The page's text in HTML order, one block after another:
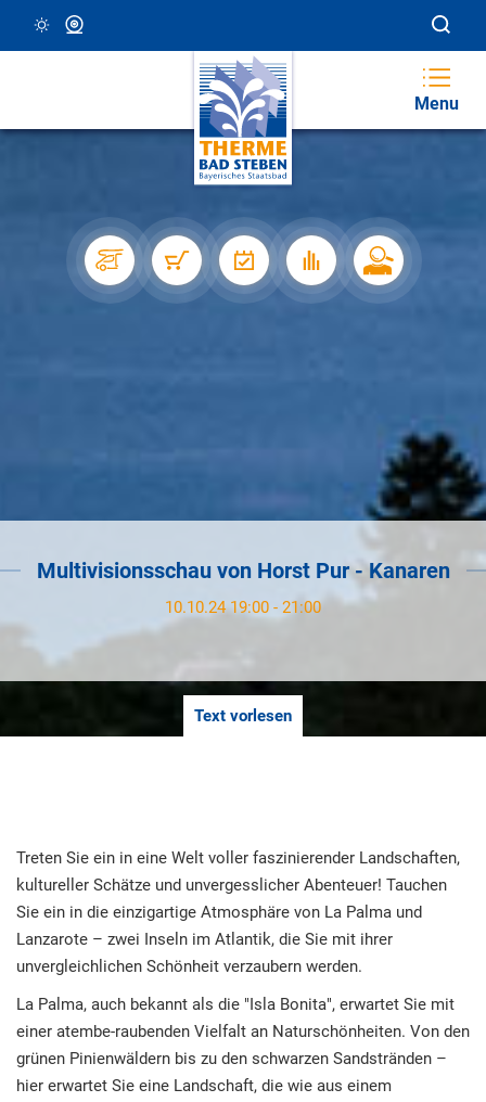
16 °C, Klar/Sonnig
Menu
Multivisionsschau von Horst Pur - Kanaren
10.10.24 19:00 - 21:00
Text vorlesen
Treten Sie ein in eine Welt voller faszinierender Landschaften,
kultureller Schätze und unvergesslicher Abenteuer! Tauchen
Sie ein in die einzigartige Atmosphäre von La Palma und
Lanzarote – zwei Inseln im Atlantik, die Sie mit ihrer
unvergleichlichen Schönheit verzaubern werden.
La Palma, auch bekannt als die "Isla Bonita", erwartet Sie mit
einer atembe-raubenden Vielfalt an Naturschönheiten. Von den
grünen Pinienwäldern bis zu den schwarzen Sandstränden –
hier erwartet Sie eine Landschaft, die wie aus einem